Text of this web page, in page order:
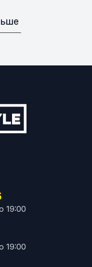
19:00
19:00